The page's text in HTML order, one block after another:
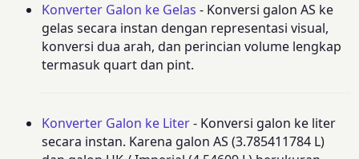
Konverter Galon ke Gelas - Konversi galon AS ke
gelas secara instan dengan representasi visual,
konversi dua arah, dan perincian volume lengkap
termasuk quart dan pint.
Konverter Galon ke Liter- Konversi galon ke liter
secara instan. Karena galon AS (3.785411784 L)